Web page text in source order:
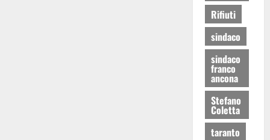
Rifiuti
sindaco
sindaco
franco
ancona
Stefano
Coletta
taranto